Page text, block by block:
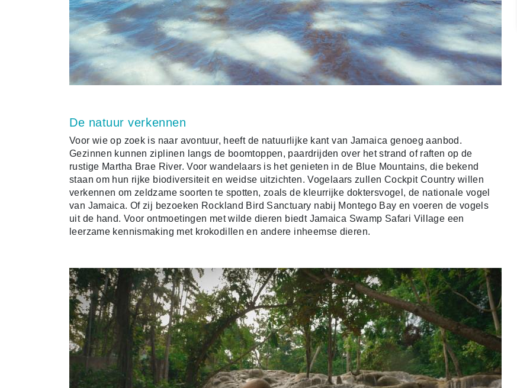
De natuur verkennen
Voor wie op zoek is naar avontuur, heeft de natuurlijke kant van Jamaica genoeg aanbod.
Gezinnen kunnen ziplinen langs de boomtoppen, paardrijden over het strand of raften op de
rustige Martha Brae River. Voor wandelaars is het genieten in de Blue Mountains, die bekend
staan om hun rijke biodiversiteit en weidse uitzichten. Vogelaars zullen Cockpit Country willen
verkennen om zeldzame soorten te spotten, zoals de kleurrijke doktersvogel, de nationale vogel
van Jamaica. Of zij bezoeken Rockland Bird Sanctuary nabij Montego Bay en voeren de vogels
uit de hand. Voor ontmoetingen met wilde dieren biedt Jamaica Swamp Safari Village een
leerzame kennismaking met krokodillen en andere inheemse dieren.